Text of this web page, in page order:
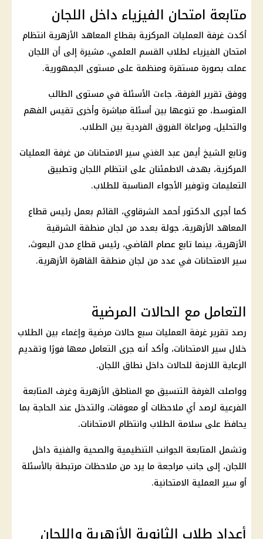
متابعة امتحان الفيزياء داخل اللجان
أكدت غرفة العمليات المركزية بقطاع المعاهد الأزهرية انتظام
امتحان الفيزياء لطلاب القسم العلمي، مشيرة إلى أن اللجان
عملت بصورة مستقرة ومنظمة على مستوى الجمهورية.
ووفق تقرير الغرفة، جاءت الأسئلة في مستوى الطالب
المتوسط، مع تنوعها بين أسئلة مباشرة وأخرى تقيس الفهم
والتحليل، ومراعاة الفروق الفردية بين الطلاب.
وتابع الشيخ أيمن عبد الغني سير الامتحانات من غرفة العمليات
المركزية، بهدف الاطمئنان على انتظام اللجان وتطبيق
التعليمات وتوفير الأجواء المناسبة للطلاب.
كما أجرى الدكتور أحمد الشرقاوي، القائم بعمل رئيس قطاع
المعاهد الأزهرية، جولة بعدد من لجان منطقة الشرقية
الأزهرية، بينما تابع عصام القاضي، رئيس قطاع مدن البعوث،
سير الامتحانات في عدد من لجان منطقة القاهرة الأزهرية.
التعامل مع الحالات المرضية
رصد تقرير غرفة العمليات سبع حالات مرضية وإغماء بين الطلاب
خلال سير الامتحانات، وأكد أنه جرى التعامل معها فورًا وتقديم
الرعاية اللازمة للحالات داخل نطاق اللجان.
وواصلت الغرفة التنسيق مع المناطق الأزهرية وغرف المتابعة
الفرعية لرصد أي ملاحظات أو معوقات، والتدخل عند الحاجة بما
يحافظ على سلامة الطلاب وانتظام الامتحانات.
وتشمل المتابعة الجوانب التنظيمية والصحية والفنية داخل
اللجان، إلى جانب مراجعة ما يرد من ملاحظات مرتبطة بالأسئلة
أو سير العملية الامتحانية.
أعداد طلاب الثانوية الأزهرية واللجان